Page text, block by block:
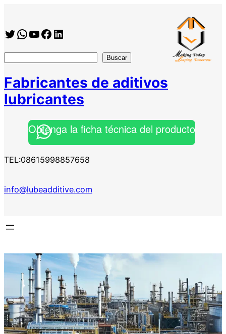
contenido
Twitter
WhatsApp
YouTube
Facebook
https://www.linkedin.com/company/shanghai-minglan-chemical-co–ltd
Buscar
Fabricantes de aditivos
lubricantes
Obtenga la ficha técnica del producto
TEL:08615998857658
info@lubeadditive.com